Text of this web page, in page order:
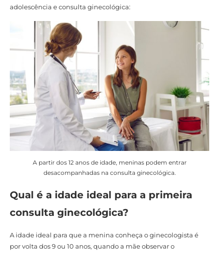
adolescência e consulta ginecológica:
A partir dos 12 anos de idade, meninas podem entrar
desacompanhadas na consulta ginecológica.
Qual é a idade ideal para a primeira
consulta ginecológica?
A idade ideal para que a menina conheça o ginecologista é
por volta dos 9 ou 10 anos, quando a mãe observar o